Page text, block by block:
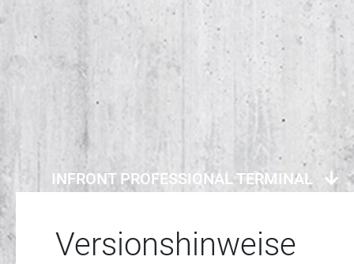
INFRONT PROFESSIONAL TERMINAL
Versionshinweise